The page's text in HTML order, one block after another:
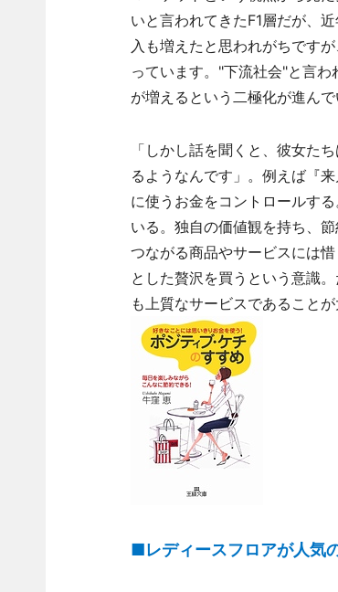
いと言われてきたF1層だが、
入も増えたと思われがちです
っています。"下流社会"と言
が増えるという二極化が進んで
「しかし話を聞くと、彼女た
るようなんです」。例えば『
に使うお金をコントロールす
いる。独自の価値観を持ち、
つながる商品やサービスには
とした贅沢を買うという意識
も上質なサービスであることが
■レディースフロアが人気